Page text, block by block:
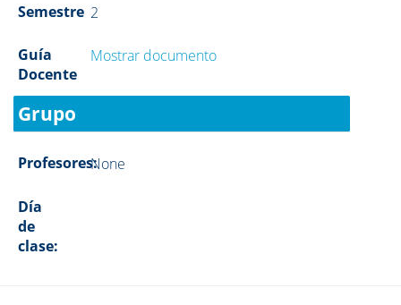
Semestre 2
Guía
Docente
Mostrar documento
Grupo
Profesores:None
Día
de
clase: